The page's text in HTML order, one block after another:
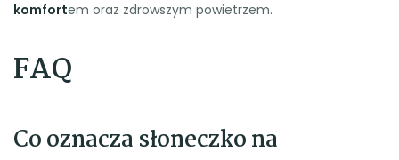
komfortem oraz zdrowszym powietrzem.
FAQ
Co oznacza słoneczko na